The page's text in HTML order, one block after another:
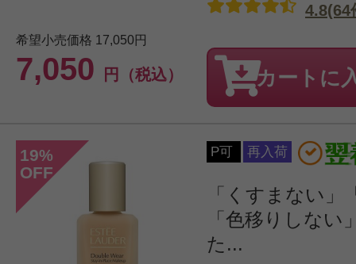
希望小売価格 17,050円
7,050 円（税込）
4.8(64
カートに
19%
OFF
P可 再入荷
「くすまない
「色移りしない
た...